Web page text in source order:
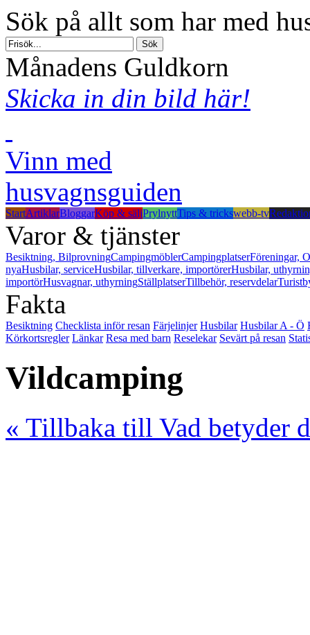
Sök på allt som har med
Månadens Guldkorn
Skicka in din bild här!
Vinn med
husvagnsguiden
StartArtiklarBloggarKöp & säljPrylnyttTips & trickswebb-tv
Varor & tjänster
Besiktning, BilprovningCampingmöblerCampingplatserFöreningar,
nyaHusbilar, serviceHusbilar, tillverkare, importörerHusbilar,
importörHusvagnar, uthyrningStällplatserTillbehör, reservdelar
Fakta
Besiktning Checklista inför resan Färjelinjer Husbilar Husbilar A - Ö
Körkortsregler Länkar Resa med barn Reselekar Sevärt på resan
Vildcamping
« Tillbaka till Vad betyder